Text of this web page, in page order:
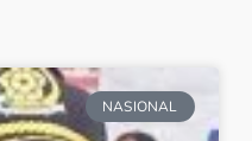
NASIONAL